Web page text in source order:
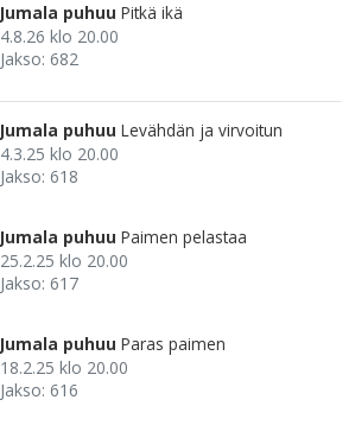
Jumala puhuu Pitkä ikä
4.8.26 klo 20.00
Jakso: 682
Jumala puhuu Levähdän ja virvoitun
4.3.25 klo 20.00
Jakso: 618
Jumala puhuu Paimen pelastaa
25.2.25 klo 20.00
Jakso: 617
Jumala puhuu Paras paimen
18.2.25 klo 20.00
Jakso: 616